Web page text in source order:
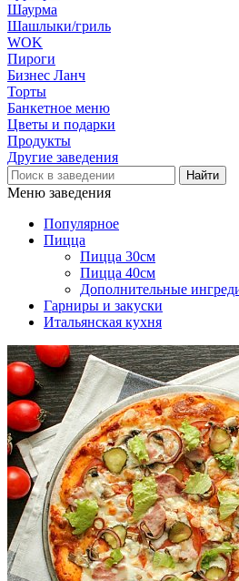
Шаурма
Шашлыки/гриль
WOK
Пироги
Бизнес Ланч
Торты
Банкетное меню
Цветы и подарки
Продукты
Другие заведения
Меню заведения
Популярное
Пицца
Пицца 30см
Пицца 40см
Дополнительные
Гарниры и закуски
Итальянская кухня